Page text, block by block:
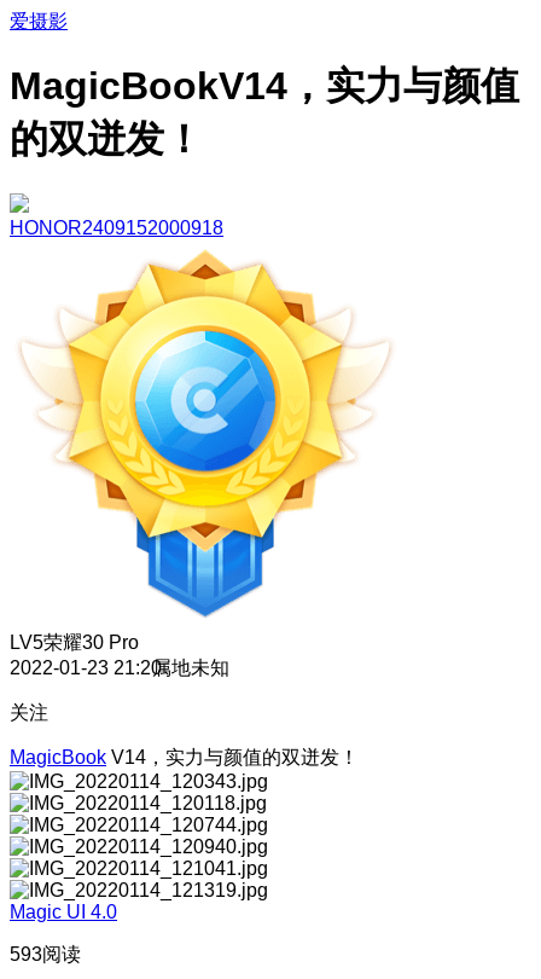
爱摄影
MagicBookV14，实力与颜值
的双迸发！
HONOR2409152000918
LV5荣耀30 Pro
2022-01-23 21:20属地未知
关注
MagicBook V14，实力与颜值的双迸发！
Magic UI 4.0
593阅读